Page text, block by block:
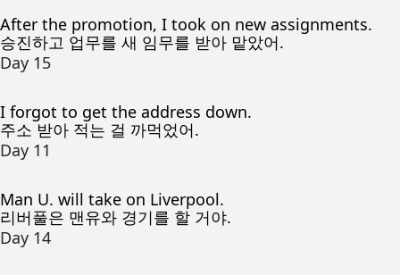
After the promotion, I took on new assignments.
승진하고 업무를 새 임무를 받아 맡았어.
Day 15
I forgot to get the address down.
주소 받아 적는 걸 까먹었어.
Day 11
Man U. will take on Liverpool.
리버풀은 맨유와 경기를 할 거야.
Day 14